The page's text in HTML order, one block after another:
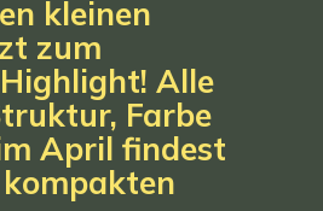
kleinen
zum
Alle
Farbe
April findest